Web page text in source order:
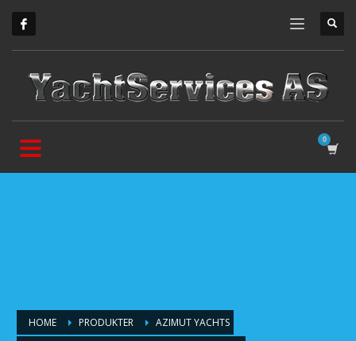
HOME PRODUKTER
AZIMUT YACHTS